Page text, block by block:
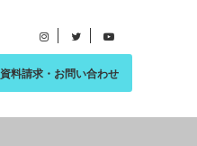
資料請求・お問い合わせ